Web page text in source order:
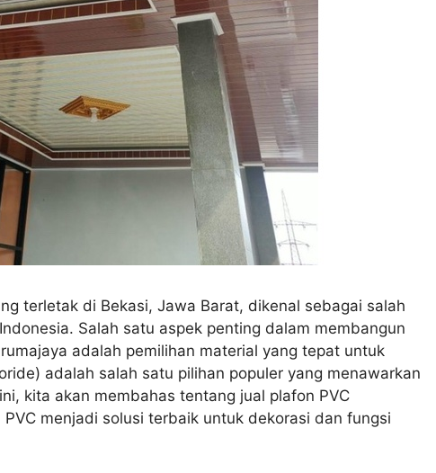
terletak di Bekasi, Jawa Barat, dikenal sebagai salah
Salah satu aspek penting dalam membangun
adalah pemilihan material yang tepat untuk
adalah salah satu pilihan populer yang menawarkan
kita akan membahas tentang jual plafon PVC
menjadi solusi terbaik untuk dekorasi dan fungsi